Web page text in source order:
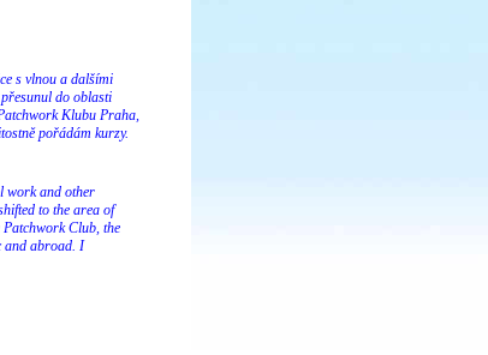
s vlnou a dalšími
do oblasti
Klubu Praha,
pořádám kurzy.
work and other
to the area of
Club, the
and abroad. I